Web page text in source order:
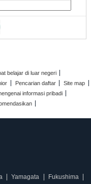
belajar di luar negeri
Pencarian daftar
Site map
informasi pribadi
Yamagata Fukushima